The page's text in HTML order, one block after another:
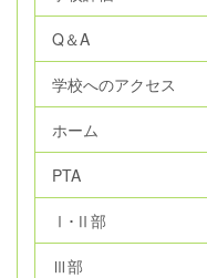
Q＆A
学校へのアクセス
ホーム
PTA
Ⅰ･Ⅱ部
Ⅲ部